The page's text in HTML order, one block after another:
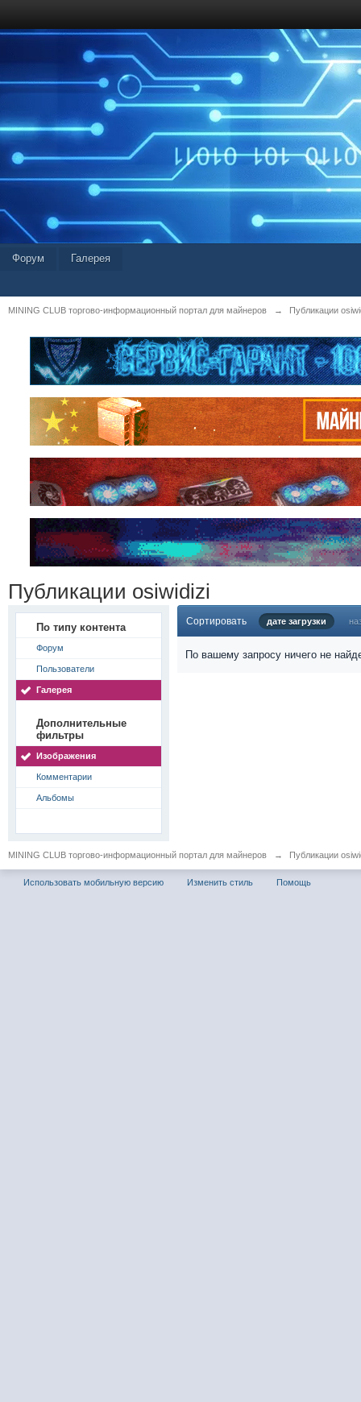
Форум Галерея
MINING CLUB торгово-информационный портал для майнеров → Публикации
Публикации osiwidizi
По типу контента
Форум
Пользователи
Галерея
Дополнительные
фильтры
Изображения
Комментарии
Альбомы
Сортировать дате загрузки
По вашему запросу ничего не
MINING CLUB торгово-информационный портал для майнеров → Публикации
Использовать мобильную версию Изменить стиль Помощь